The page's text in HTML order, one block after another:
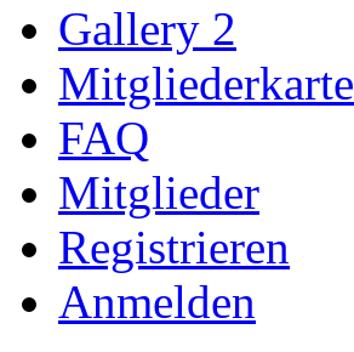
Gallery 2
Mitgliederkarte
FAQ
Mitglieder
Registrieren
Anmelden